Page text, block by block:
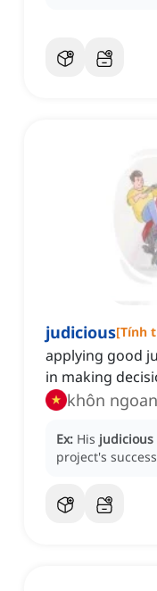
judicious[Tính
applying good
in making
khôn
Ex: His judicious
project's